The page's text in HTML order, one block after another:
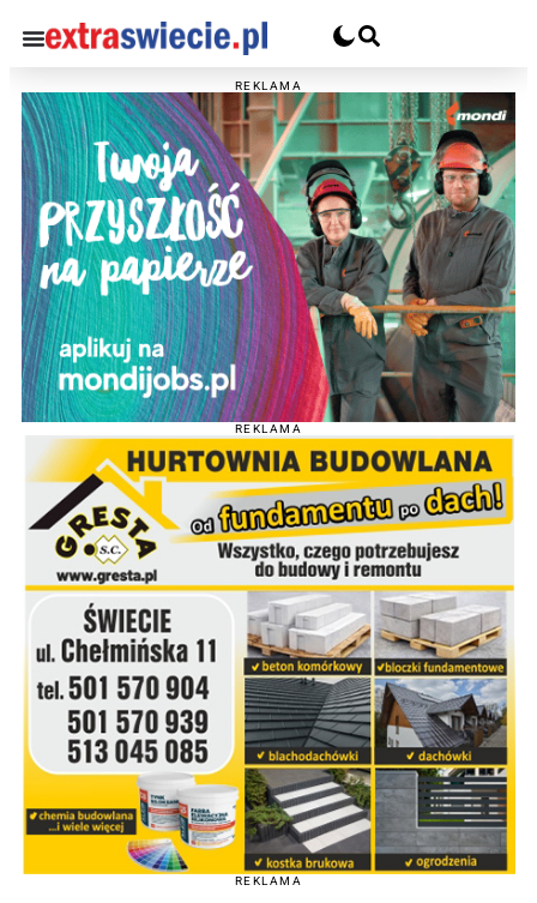
REKLAMA
REKLAMA
REKLAMA